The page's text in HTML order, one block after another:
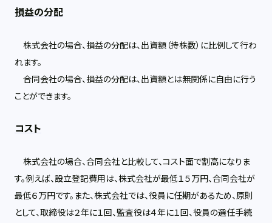
損益の分配
株式会社の場合、損益の分配は、出資額（持株数）に比例して行わ
れます。
合同会社の場合、損益の分配は、出資額とは無関係に自由に行う
ことができます。
コスト
株式会社の場合、合同会社と比較して、コスト面で割高になりま
す。例えば、設立登記費用は、株式会社が最低１５万円、合同会社が
最低６万円です。また、株式会社では、役員に任期があるため、原則
として、取締役は２年に１回、監査役は４年に１回、役員の選任手続